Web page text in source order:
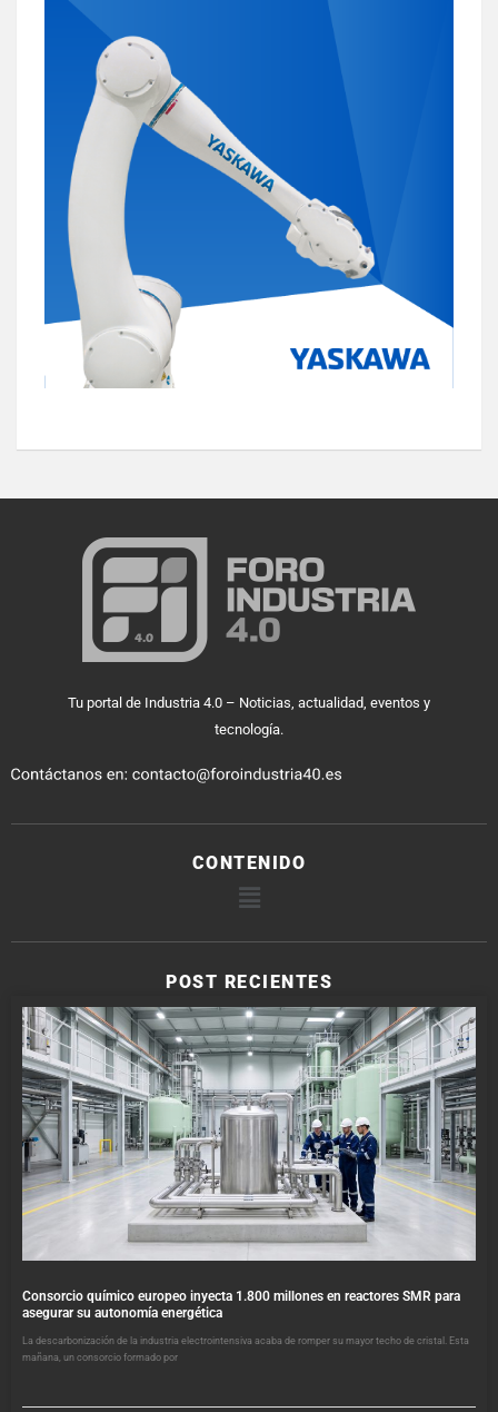
Tu portal de Industria 4.0 – Noticias, actualidad, eventos y
tecnología.
CONTENIDO
POST RECIENTES
Consorcio químico europeo inyecta 1.800 millones en reactores SMR para
asegurar su autonomía energética
La descarbonización de la industria electrointensiva acaba de romper su mayor techo de cristal. Esta
mañana, un consorcio formado por